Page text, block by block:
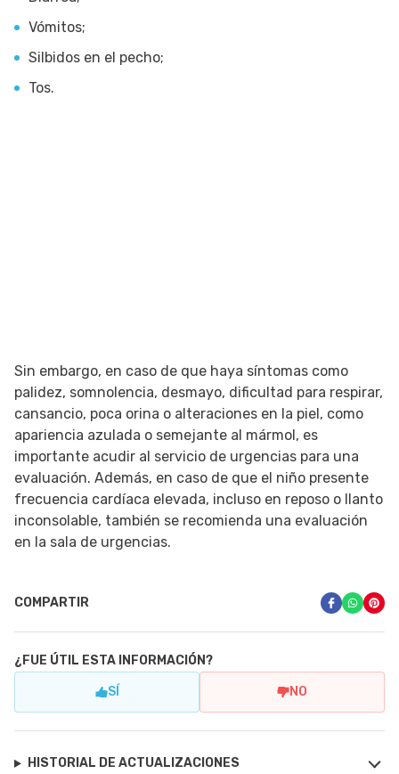
Vómitos;
Silbidos en el pecho;
Tos.
Sin embargo, en caso de que haya síntomas como
palidez, somnolencia, desmayo, dificultad para respirar,
cansancio, poca orina o alteraciones en la piel, como
apariencia azulada o semejante al mármol, es
importante acudir al servicio de urgencias para una
evaluación. Además, en caso de que el niño presente
frecuencia cardíaca elevada, incluso en reposo o llanto
inconsolable, también se recomienda una evaluación
en la sala de urgencias.
COMPARTIR
¿FUE ÚTIL ESTA INFORMACIÓN?
SÍ NO
HISTORIAL DE ACTUALIZACIONES